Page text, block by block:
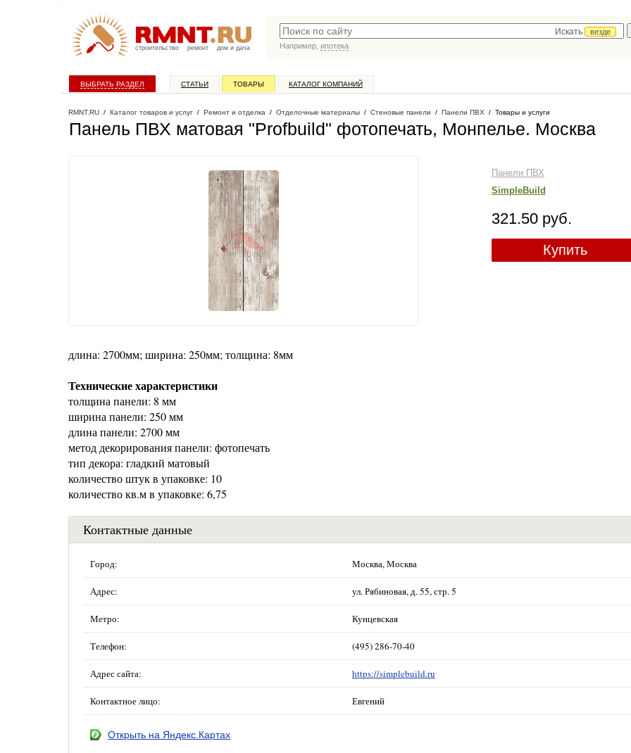
строительство ремонт дом и дача
Искать
везде
Например, ипотека
ВЫБРАТЬ РАЗДЕЛ СТАТЬИ ТОВАРЫ КАТАЛОГ КОМПАНИЙ
RMNT.RU / Каталог товаров и услуг / Ремонт и отделка / Отделочные материалы / Стеновые панели / Панели ПВХ / Товары и услуги
Панель ПВХ матовая "Profbuild" фотопечать, Монпелье. Москва
Панели ПВХ
SimpleBuild
321.50 руб.
Купить
длина: 2700мм; ширина: 250мм; толщина: 8мм
Технические характеристики
толщина панели: 8 мм
ширина панели: 250 мм
длина панели: 2700 мм
метод декорирования панели: фотопечать
тип декора: гладкий матовый
количество штук в упаковке: 10
количество кв.м в упаковке: 6,75
Контактные данные
Город: Москва, Москва
Адрес: ул. Рябиновая, д. 55, стр. 5
Метро: Кунцевская
Телефон: (495) 286-70-40
Адрес сайта: https://simplebuild.ru
Контактное лицо: Евгений
Открыть на Яндекс.Картах